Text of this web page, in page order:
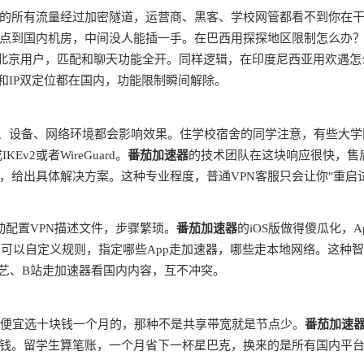
所有流量经过加密隧道，运营商、黑客、学校网管都看不到你在
到国内机房，中间没人能插一手。在巴西用探探地区限制怎么办
京用户，匹配和聊天功能全开。同样逻辑，在印度尼西亚用欢遇怎
双定位都在国内，功能限制瞬间解除。
备、网络环境都会影响效果。住学校宿舍的同学注意，有些大
或者WireGuard。 番茄加速器的技术团队在这块响应很快，售
给出具体解决方案。这种专业程度，普通VPN客服只会让你"重启
置VPN描述文件，步骤繁琐。 番茄加速器的iOS版做得傻瓜化，
以自定义规则，指定哪些App走加速器，哪些走本地网络。这种
B站走加速器看国内内容，互不冲突。
宜选十块钱一个月的，那种不是共享带宽就是节点少。 番茄加速
。留学生算笔账，一个月省下一杯星巴克，换来的是所有国内平台